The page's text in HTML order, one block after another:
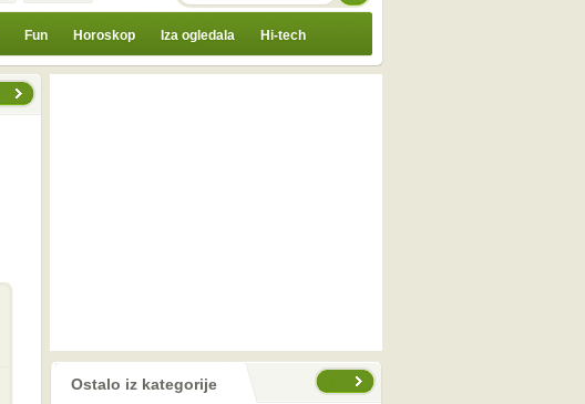
Fun Horoskop Iza ogledala Hi-tech
Ostalo iz kategorije